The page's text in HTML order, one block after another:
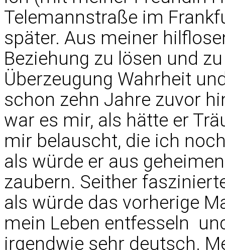
Telemannstraße im
später. Aus meiner
Beziehung zu lösen und
Überzeugung Wahrheit
schon zehn Jahre zuvor
war es mir, als hätte er
mir belauscht, die ich
als würde er aus
zaubern. Seither
als würde das vorherige
mein Leben entfesseln 
irgendwie sehr deutsch.